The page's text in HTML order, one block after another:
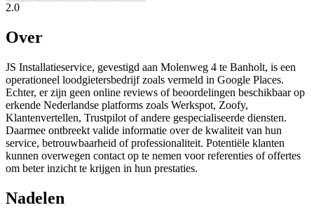
2.0
Over
JS Installatieservice, gevestigd aan Molenweg 4 te Banholt, is een
operationeel loodgietersbedrijf zoals vermeld in Google Places.
Echter, er zijn geen online reviews of beoordelingen beschikbaar op
erkende Nederlandse platforms zoals Werkspot, Zoofy,
Klantenvertellen, Trustpilot of andere gespecialiseerde diensten.
Daarmee ontbreekt valide informatie over de kwaliteit van hun
service, betrouwbaarheid of professionaliteit. Potentiële klanten
kunnen overwegen contact op te nemen voor referenties of offertes
om beter inzicht te krijgen in hun prestaties.
Nadelen